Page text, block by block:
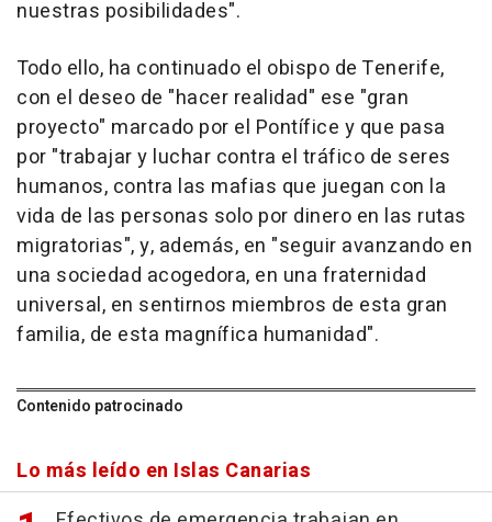
nuestras posibilidades".
Todo ello, ha continuado el obispo de Tenerife,
con el deseo de "hacer realidad" ese "gran
proyecto" marcado por el Pontífice y que pasa
por "trabajar y luchar contra el tráfico de seres
humanos, contra las mafias que juegan con la
vida de las personas solo por dinero en las rutas
migratorias", y, además, en "seguir avanzando en
una sociedad acogedora, en una fraternidad
universal, en sentirnos miembros de esta gran
familia, de esta magnífica humanidad".
Contenido patrocinado
Lo más leído en Islas Canarias